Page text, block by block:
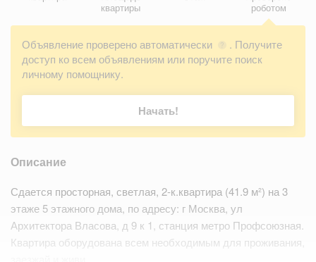
квартиры
роботом
Объявление проверено автоматически ?
. Получите
доступ ко всем объявлениям или поручите поиск
личному помощнику.
Начать!
Описание
Сдается просторная, светлая, 2-к.квартира (41.9 м²) на 3
этаже 5 этажного дома, по адресу: г Москва, ул
Архитектора Власова, д 9 к 1, станция метро Профсоюзная.
Квартира оборудована всем необходимым для проживания,